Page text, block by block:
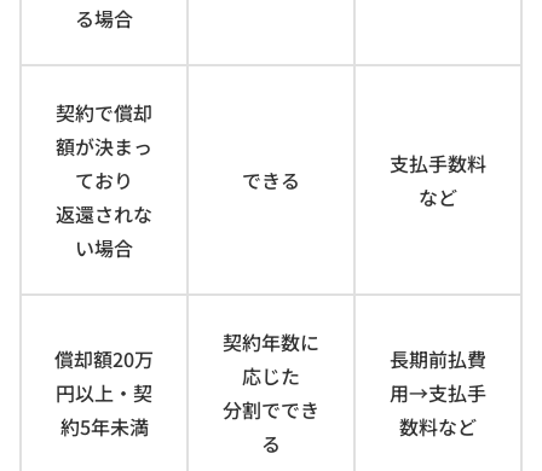
る場合
契約で償却
額が決まっ
ており
返還されな
い場合
できる
支払手数料
など
償却額20万
円以上・契
約5年未満
契約年数に
応じた
分割ででき
る
長期前払費
用→支払手
数料など